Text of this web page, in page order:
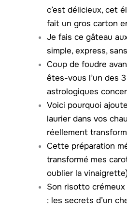
c’est délicieux, cet
fait un gros carton
Je fais ce gâteau
simple, express,
Coup de foudre
êtes-vous l’un des
astrologiques
Voici pourquoi
laurier dans vos
réellement
Cette préparation
transformé mes
oublier la
Son risotto
: les secrets d’un